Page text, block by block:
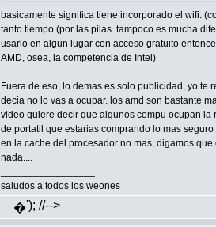
basicamente significa tiene incorporado el wifi.
tanto tiempo (por las pilas..tampoco es mucha
usarlo en algun lugar con acceso gratuito
AMD, osea, la competencia de Intel)
Fuera de eso, lo demas es solo publicidad, yo te
decia no lo vas a ocupar. los amd son bastante
video quiere decir que algunos compu ocupan
de portatil que estarias comprando lo mas
en la cache del procesador no mas, digamos
nada....
saludos a todos los weones
�'); //-->